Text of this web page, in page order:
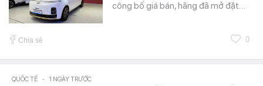
công bố giá bán, hãng đã mở đặt…
Chia sẻ 0
QUỐC TẾ - 1 NGÀY TRƯỚC